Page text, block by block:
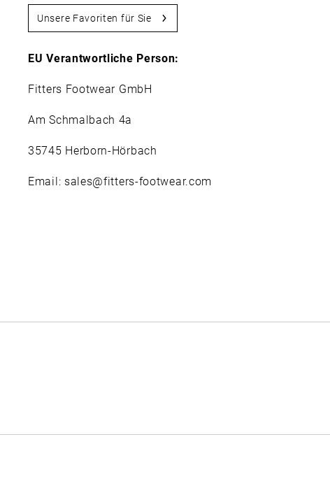
Unsere Favoriten für Sie
EU Verantwortliche Person:
Fitters Footwear GmbH
Am Schmalbach 4a
35745 Herborn-Hörbach
Email: sales@fitters-footwear.com